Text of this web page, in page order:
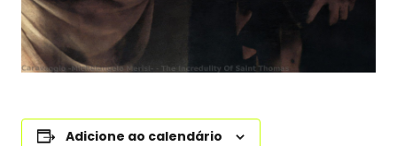
Adicione ao calendário